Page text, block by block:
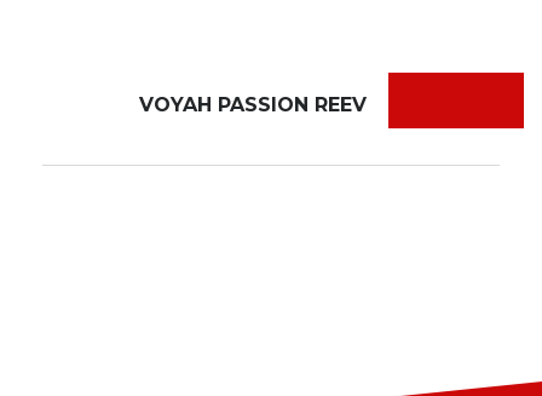
VOYAH PASSION REEV